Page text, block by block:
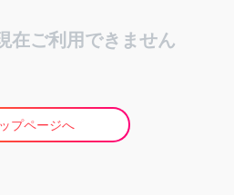
在ご利用できません